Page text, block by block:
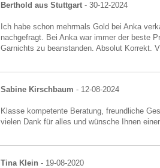
Berthold aus Stuttgart - 30-12-2024
Ich habe schon mehrmals Gold bei Anka
nachgefragt. Bei Anka war immer der beste
Garnichts zu beanstanden. Absolut Korrekt.
Sabine Kirschbaum - 12-08-2024
Klasse kompetente Beratung, freundliche
vielen Dank für alles und wünsche Ihnen
Tina Klein - 19-08-2020